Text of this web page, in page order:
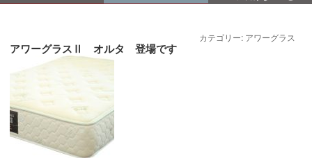
カテゴリー: アワーグラス
アワーグラスⅡ オルタ 登場です